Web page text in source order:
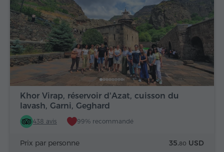
Khor Virap, réservoir d'Azat, cuisson du
lavash, Garni, Geghard
438 avis 99% recommandé
Prix par personne 35.80 USD